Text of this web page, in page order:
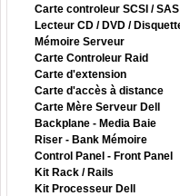
Carte controleur SCSI / SAS
Lecteur CD / DVD /
Mémoire Serveur
Carte Controleur Raid
Carte d'extension
Carte d'accès à distance
Carte Mère Serveur Dell
Backplane - Media Baie
Riser - Bank Mémoire
Control Panel - Front Panel
Kit Rack / Rails
Kit Processeur Dell